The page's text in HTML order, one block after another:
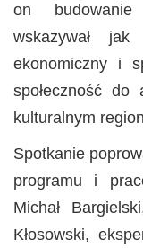
on budowanie
wskazywał jak
ekonomiczny i
społeczność do
kulturalnym
Spotkanie
programu i
Michał
Kłosowski,